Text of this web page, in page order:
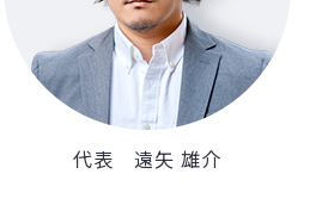
代表 遠矢 雄介